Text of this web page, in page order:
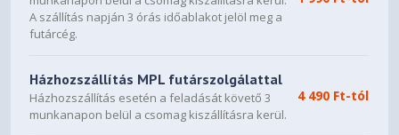
a frissítés előtti beállításokkal.
- Ha a kártevőirtó alkalmazás előfizetése nem érvényes
(lejárt), a Windows eltávolítja az alkalmazást, és
bekapcsolja a Windows Defendert.
- Előfordulhat, hogy a rendszer egyes, a számítógép
gyártójától származó alkalmazásokat a frissítés előtt
A szállítás napján 3 órás időablakot jelöl meg a
futárcég.
Házhozszállítás MPL futárszolgálattal
Házhozszállítás esetén a feladását követő 3
munkanapon belül a csomag kiszállításra kerül.
4 490 Ft-tól